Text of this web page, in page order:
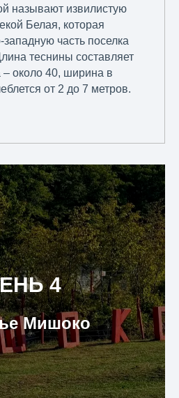
называют извилистую
Белая, которая
западную часть поселка
теснины составляет
– около 40, ширина в
от 2 до 7 метров.
4
Мишоко